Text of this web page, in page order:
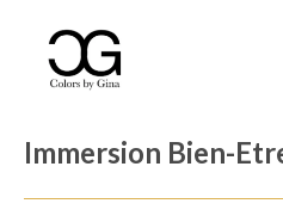
Immersion Bien-